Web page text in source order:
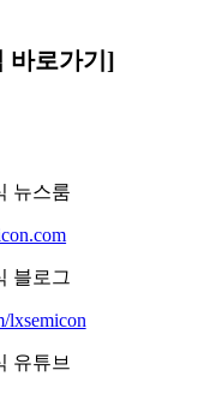
바로가기]
뉴스룸
블로그
lxsemicon
유튜브